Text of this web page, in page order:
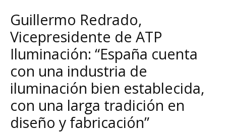
Guillermo Redrado,
Vicepresidente de ATP
Iluminación: “España cuenta
con una industria de
iluminación bien establecida,
con una larga tradición en
diseño y fabricación”